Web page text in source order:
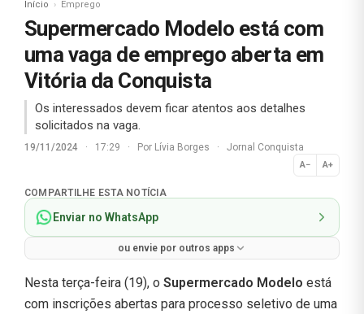
Início Emprego
Supermercado Modelo está com
uma vaga de emprego aberta em
Vitória da Conquista
Os interessados devem ficar atentos aos detalhes
solicitados na vaga.
19/11/2024 · 17:29 · Por Lívia Borges · Jornal Conquista
A− A+
Normal
COMPARTILHE ESTA NOTÍCIA
Enviar no WhatsApp
ou envie por outros apps
Nesta terça-feira (19), o Supermercado Modelo está
com inscrições abertas para processo seletivo de uma